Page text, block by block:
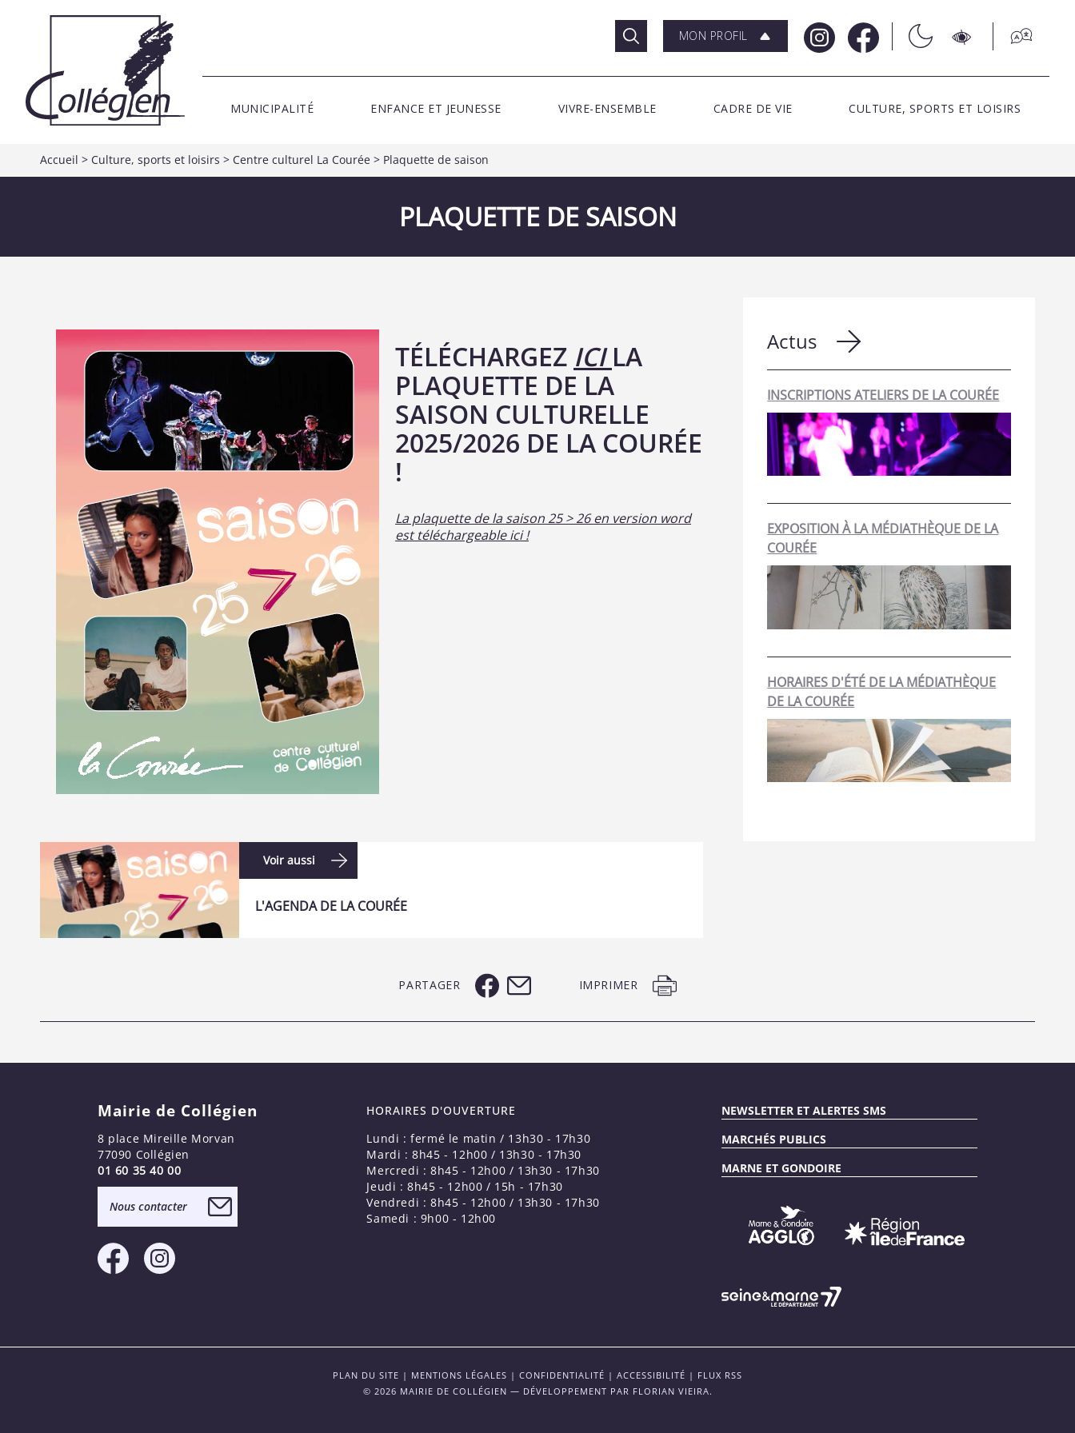
MON PROFIL
MUNICIPALITÉ ENFANCE ET JEUNESSE VIVRE-ENSEMBLE CADRE DE VIE CULTURE, SPORTS ET LOISIRS
Accueil > Culture, sports et loisirs > Centre culturel La Courée > Plaquette de saison
PLAQUETTE DE SAISON
TÉLÉCHARGEZ ICI LA
PLAQUETTE DE LA
SAISON CULTURELLE
2025/2026 DE LA COURÉE
!
La plaquette de la saison 25 > 26 en version word
est téléchargeable ici !
Voir aussi
L'AGENDA DE LA COURÉE
Actus
INSCRIPTIONS ATELIERS DE LA COURÉE
EXPOSITION À LA MÉDIATHÈQUE DE LA
COURÉE
HORAIRES D'ÉTÉ DE LA MÉDIATHÈQUE
DE LA COURÉE
PARTAGER IMPRIMER
Mairie de Collégien
8 place Mireille Morvan
77090 Collégien
01 60 35 40 00
Nous contacter
HORAIRES D'OUVERTURE
Lundi : fermé le matin / 13h30 - 17h30
Mardi : 8h45 - 12h00 / 13h30 - 17h30
Mercredi : 8h45 - 12h00 / 13h30 - 17h30
Jeudi : 8h45 - 12h00 / 15h - 17h30
Vendredi : 8h45 - 12h00 / 13h30 - 17h30
Samedi : 9h00 - 12h00
NEWSLETTER ET ALERTES SMS
MARCHÉS PUBLICS
MARNE ET GONDOIRE
PLAN DU SITE | MENTIONS LÉGALES | CONFIDENTIALITÉ | ACCESSIBILITÉ | FLUX RSS
© 2026 MAIRIE DE COLLÉGIEN — DÉVELOPPEMENT PAR FLORIAN VIEIRA.